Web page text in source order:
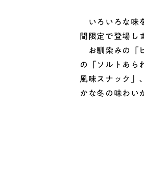
いろいろな味
間限定で登場し
お馴染みの「
の「ソルトあら
風味スナック」
かな冬の味わい